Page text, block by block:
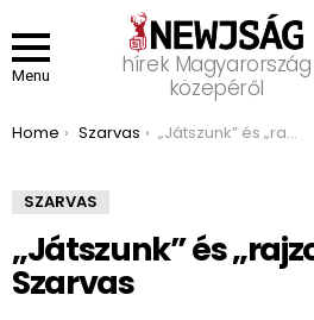
Menu
hírek Magyarország
közepéről
You are here:
Home Szarvas „Játszunk” és „rajzolunk neked” Szarvas
SZARVAS
„Játszunk” és
Szarvas